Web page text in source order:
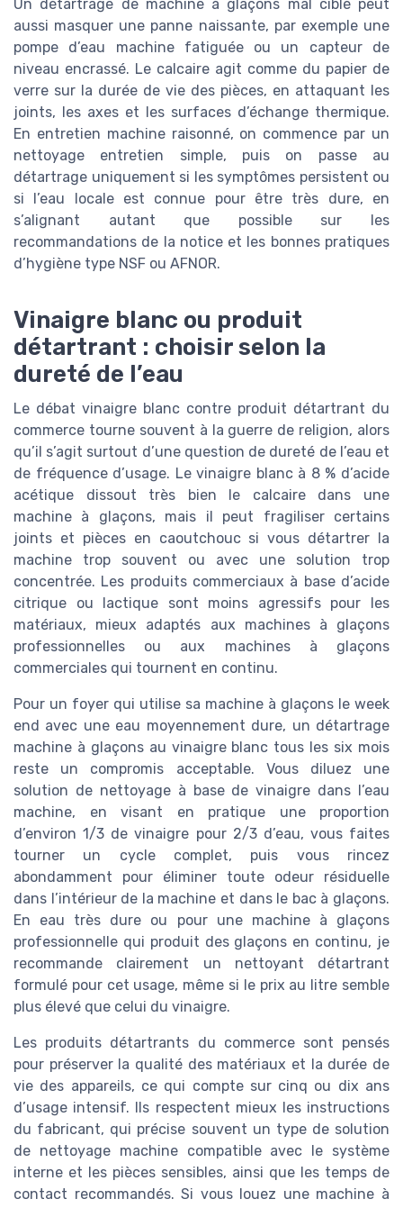
Un détartrage de machine à glaçons mal ciblé peut
aussi masquer une panne naissante, par exemple une
pompe d’eau machine fatiguée ou un capteur de
niveau encrassé. Le calcaire agit comme du papier de
verre sur la durée de vie des pièces, en attaquant les
joints, les axes et les surfaces d’échange thermique.
En entretien machine raisonné, on commence par un
nettoyage entretien simple, puis on passe au
détartrage uniquement si les symptômes persistent ou
si l’eau locale est connue pour être très dure, en
s’alignant autant que possible sur les
recommandations de la notice et les bonnes pratiques
d’hygiène type NSF ou AFNOR.
Vinaigre blanc ou produit
détartrant : choisir selon la
dureté de l’eau
Le débat vinaigre blanc contre produit détartrant du
commerce tourne souvent à la guerre de religion, alors
qu’il s’agit surtout d’une question de dureté de l’eau et
de fréquence d’usage. Le vinaigre blanc à 8 % d’acide
acétique dissout très bien le calcaire dans une
machine à glaçons, mais il peut fragiliser certains
joints et pièces en caoutchouc si vous détartrer la
machine trop souvent ou avec une solution trop
concentrée. Les produits commerciaux à base d’acide
citrique ou lactique sont moins agressifs pour les
matériaux, mieux adaptés aux machines à glaçons
professionnelles ou aux machines à glaçons
commerciales qui tournent en continu.
Pour un foyer qui utilise sa machine à glaçons le week
end avec une eau moyennement dure, un détartrage
machine à glaçons au vinaigre blanc tous les six mois
reste un compromis acceptable. Vous diluez une
solution de nettoyage à base de vinaigre dans l’eau
machine, en visant en pratique une proportion
d’environ 1/3 de vinaigre pour 2/3 d’eau, vous faites
tourner un cycle complet, puis vous rincez
abondamment pour éliminer toute odeur résiduelle
dans l’intérieur de la machine et dans le bac à glaçons.
En eau très dure ou pour une machine à glaçons
professionnelle qui produit des glaçons en continu, je
recommande clairement un nettoyant détartrant
formulé pour cet usage, même si le prix au litre semble
plus élevé que celui du vinaigre.
Les produits détartrants du commerce sont pensés
pour préserver la qualité des matériaux et la durée de
vie des appareils, ce qui compte sur cinq ou dix ans
d’usage intensif. Ils respectent mieux les instructions
du fabricant, qui précise souvent un type de solution
de nettoyage machine compatible avec le système
interne et les pièces sensibles, ainsi que les temps de
contact recommandés. Si vous louez une machine à